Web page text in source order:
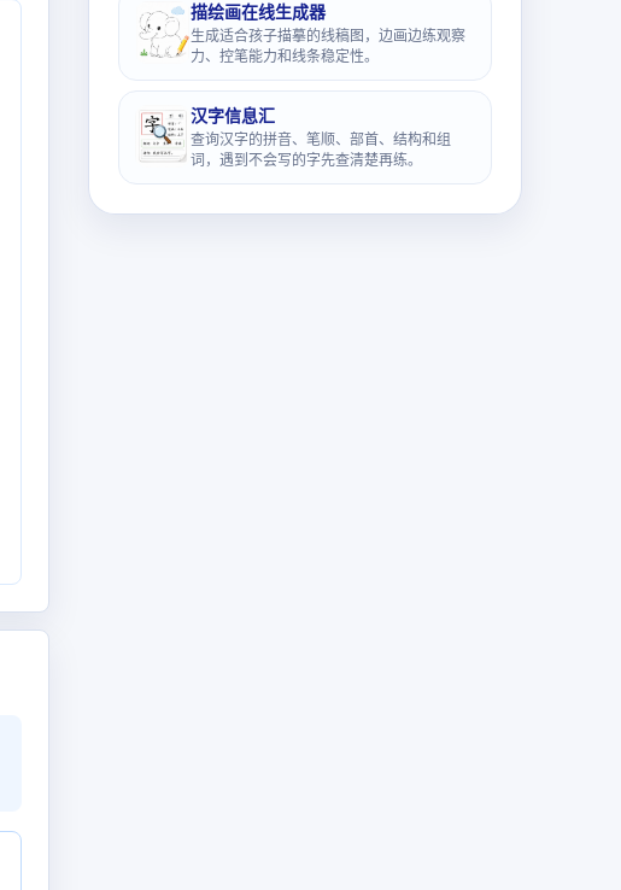
描绘画在线生成器
生成适合孩子描摹的线稿图，边画边练观察
力、控笔能力和线条稳定性。
汉字信息汇
查询汉字的拼音、笔顺、部首、结构和组
词，遇到不会写的字先查清楚再练。